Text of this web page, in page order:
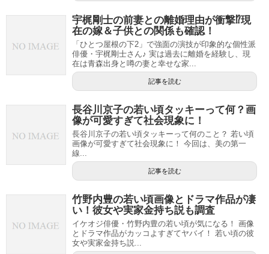
宇梶剛士の前妻との離婚理由が衝撃⁉現
在の嫁＆子供との関係も確認！
「ひとつ屋根の下2」で強面の演技が印象的な個性派
俳優・宇梶剛士さん♪ 実は過去に離婚を経験し、現
在は青森出身と噂の妻と幸せな家...
記事を読む
長谷川京子の若い頃タッキーって何？画
像が可愛すぎて社会現象に！
長谷川京子の若い頃タッキーって何のこと？ 若い頃
画像が可愛すぎて社会現象に！ 今回は、美の第一
線...
記事を読む
竹野内豊の若い頃画像とドラマ作品が凄
い！彼女や実家金持ち説も調査
イケオジ俳優・竹野内豊の若い頃が気になる！ 画像
とドラマ作品がカッコよすぎてヤバイ！ 若い頃の彼
女や実家金持ち説...